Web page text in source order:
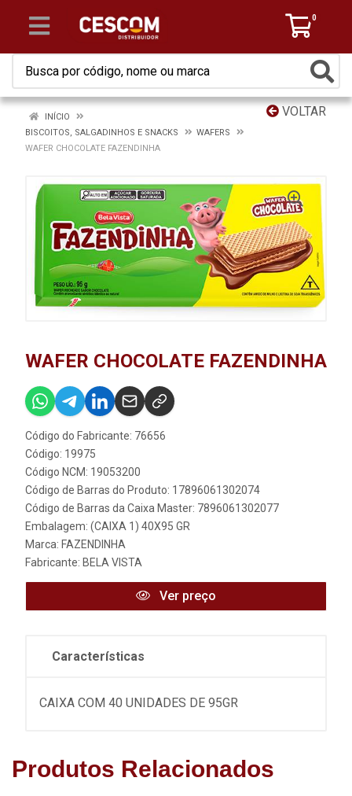
0
VOLTAR
INÍCIO
BISCOITOS, SALGADINHOS E SNACKS
WAFERS
WAFER CHOCOLATE FAZENDINHA
WAFER CHOCOLATE FAZENDINHA
Código do Fabricante: 76656
Código: 19975
Código NCM: 19053200
Código de Barras do Produto: 17896061302074
Código de Barras da Caixa Master: 7896061302077
Embalagem: (CAIXA 1) 40X95 GR
Marca: FAZENDINHA
Fabricante: BELA VISTA
Ver preço
Características
CAIXA COM 40 UNIDADES DE 95GR
Produtos Relacionados